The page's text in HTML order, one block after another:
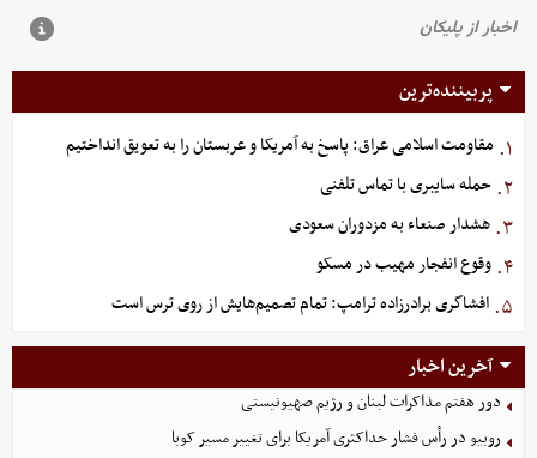
پربیننده‌ترین
۱. مقاومت اسلامی عراق: پاسخ به آمریکا و عربستان را به تعویق انداختیم
۲. حمله سایبری با تماس تلفنی
۳. هشدار صنعاء به مزدوران سعودی
۴. وقوع انفجار مهیب در مسکو
۵. افشاگری برادرزاده ترامپ: تمام تصمیم‌هایش از روی ترس است
آخرین اخبار
دور هفتم مذاکرات لبنان و رژیم صهیونیستی
روبیو در رأس فشار حداکثری آمریکا برای تغییر مسیر کوبا